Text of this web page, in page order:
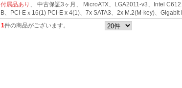
付属品あり
、 中古保証3ヶ月、 MicroATX、LGA2011-v3、Intel
B、PCI-Eｘ16(1) PCI-E x 4(1)、7x SATA3、2x M.2(M-key)、
1件の商品がございます。